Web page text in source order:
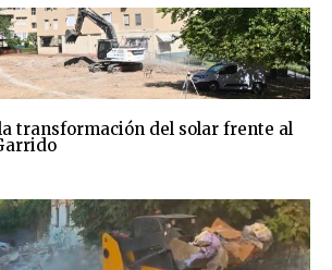
transformación del solar frente al